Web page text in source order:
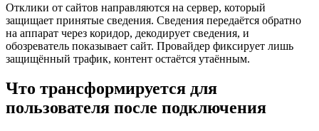
Отклики от сайтов направляются на сервер, который
защищает принятые сведения. Сведения передаётся обратно
на аппарат через коридор, декодирует сведения, и
обозреватель показывает сайт. Провайдер фиксирует лишь
защищённый трафик, контент остаётся утаённым.
Что трансформируется для
пользователя после подключения